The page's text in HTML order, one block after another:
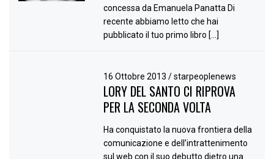
concessa da Emanuela Panatta Di
recente abbiamo letto che hai
pubblicato il tuo primo libro […]
16 Ottobre 2013/ starpeoplenews
LORY DEL SANTO CI RIPROVA
PER LA SECONDA VOLTA
Ha conquistato la nuova frontiera della
comunicazione e dell’intrattenimento
sul web con il suo debutto dietro una